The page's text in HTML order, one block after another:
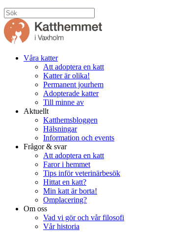
Våra katter
Att adoptera en katt
Katter är olika!
Permanent jourhem
Adopterade katter
Till minne av
Aktuellt
Katthemsbloggen
Hälsningar
Information och events
Frågor & svar
Att adoptera en katt
Faror i hemmet
Tips inför veterinärbesök
Hittat en katt?
Min katt är borta!
Omplacering?
Om oss
Vad vi gör och vår filosofi
Vår historia